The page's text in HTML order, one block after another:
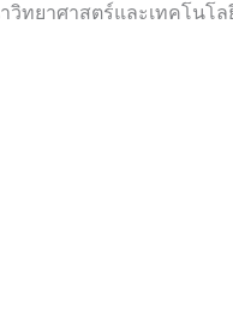
ทยาศาสตร์และเทคโนโ